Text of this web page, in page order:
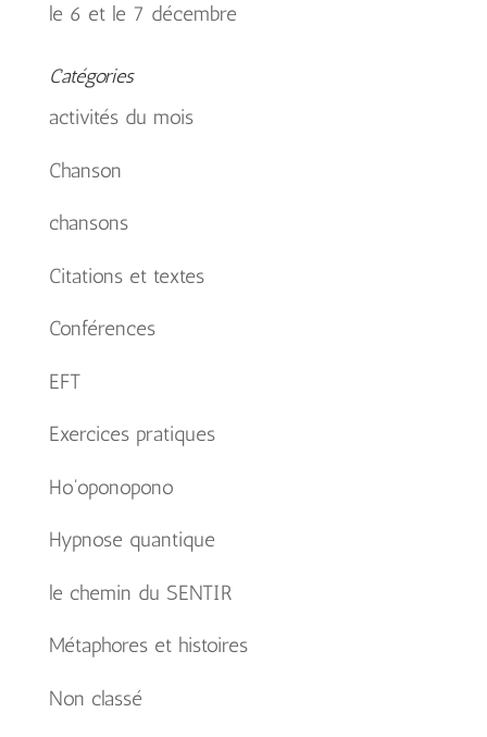
le 6 et le 7 décembre
Catégories
activités du mois
Chanson
chansons
Citations et textes
Conférences
EFT
Exercices pratiques
Ho'oponopono
Hypnose quantique
le chemin du SENTIR
Métaphores et histoires
Non classé